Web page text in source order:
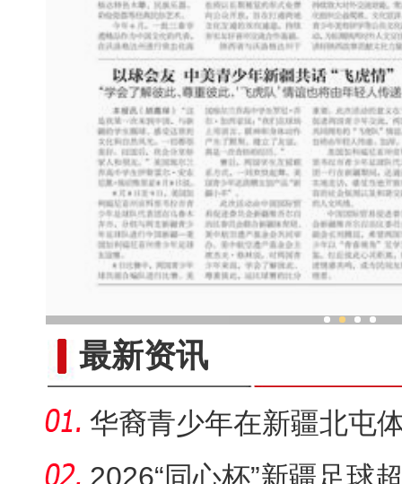
最新资讯
华裔青少年在新疆北屯
2026“同心杯”新疆足球